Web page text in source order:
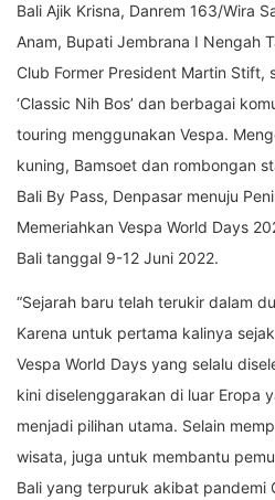
Bali Ajik Krisna, Danrem 163/Wira
Anam, Bupati Jembrana I Nengah
Club Former President Martin Stift,
‘Classic Nih Bos’ dan berbagai
touring menggunakan Vespa.
kuning, Bamsoet dan rombongan
Bali By Pass, Denpasar menuju
Memeriahkan Vespa World Days
Bali tanggal 9-12 Juni 2022.
“Sejarah baru telah terukir dalam
Karena untuk pertama kalinya
Vespa World Days yang selalu
kini diselenggarakan di luar Eropa
menjadi pilihan utama. Selain
wisata, juga untuk membantu
Bali yang terpuruk akibat pandemi